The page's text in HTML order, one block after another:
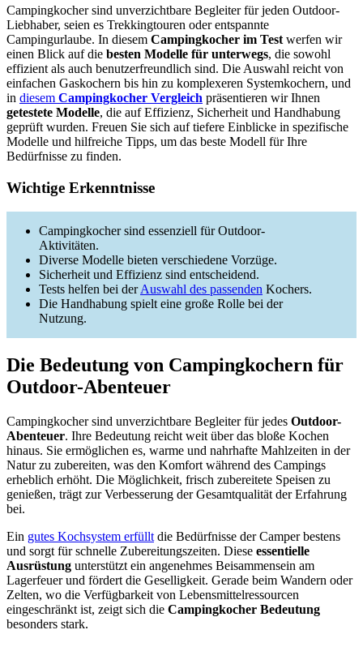
Campingkocher sind unverzichtbare Begleiter für jeden Outdoor-
Liebhaber, seien es Trekkingtouren oder entspannte
Campingurlaube. In diesem Campingkocher im Test werfen wir
einen Blick auf die besten Modelle für unterwegs, die sowohl
effizient als auch benutzerfreundlich sind. Die Auswahl reicht von
einfachen Gaskochern bis hin zu komplexeren Systemkochern, und
in diesem Campingkocher Vergleich präsentieren wir Ihnen
getestete Modelle, die auf Effizienz, Sicherheit und Handhabung
geprüft wurden. Freuen Sie sich auf tiefere Einblicke in spezifische
Modelle und hilfreiche Tipps, um das beste Modell für Ihre
Bedürfnisse zu finden.
Wichtige Erkenntnisse
Campingkocher sind essenziell für Outdoor-
Aktivitäten.
Diverse Modelle bieten verschiedene Vorzüge.
Sicherheit und Effizienz sind entscheidend.
Tests helfen bei derAuswahl des passenden Kochers.
Die Handhabung spielt eine große Rolle bei der
Nutzung.
Die Bedeutung von Campingkochern für
Outdoor-Abenteuer
Campingkocher sind unverzichtbare Begleiter für jedes Outdoor-
Abenteuer. Ihre Bedeutung reicht weit über das bloße Kochen
hinaus. Sie ermöglichen es, warme und nahrhafte Mahlzeiten in der
Natur zu zubereiten, was den Komfort während des Campings
erheblich erhöht. Die Möglichkeit, frisch zubereitete Speisen zu
genießen, trägt zur Verbesserung der Gesamtqualität der Erfahrung
bei.
Ein gutes Kochsystem erfüllt die Bedürfnisse der Camper bestens
und sorgt für schnelle Zubereitungszeiten. Diese essentielle
Ausrüstung unterstützt ein angenehmes Beisammensein am
Lagerfeuer und fördert die Geselligkeit. Gerade beim Wandern oder
Zelten, wo die Verfügbarkeit von Lebensmittelressourcen
eingeschränkt ist, zeigt sich die Campingkocher Bedeutung
besonders stark.